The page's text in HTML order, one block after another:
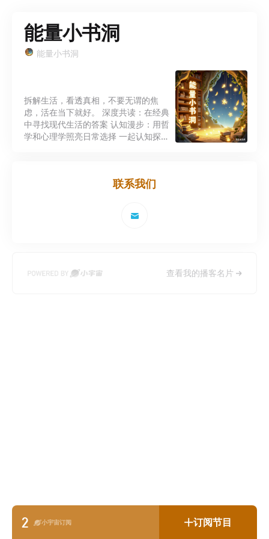
能量小书洞
能量小书洞
拆解生活，看透真相，不要无谓的焦
虑，活在当下就好。 深度共读：在经典
中寻找现代生活的答案 认知漫步：用哲
学和心理学照亮日常选择 一起认知探
联系我们
查看我的播客名片
2 小宇宙订阅 订阅节目